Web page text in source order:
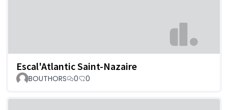
Escal'Atlantic Saint-Nazaire
BOUTHORS 0 0